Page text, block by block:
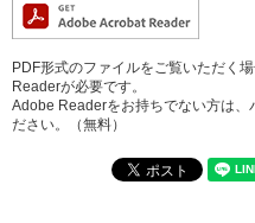
PDF形式のファイルをご覧いただく
Readerが必要です。
Adobe Readerをお持ちでない方は、
ださい。（無料）